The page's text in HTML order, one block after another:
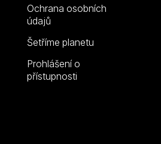
Ochrana osobních
údajů
Šetříme planetu
Prohlášení o
přístupnosti